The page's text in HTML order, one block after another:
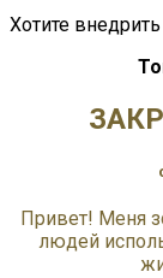
Хотите
Привет! Меня
людей